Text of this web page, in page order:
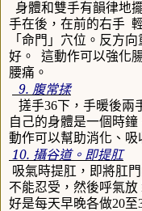
身體和雙手有韻律地
手在後，在前的右手
「命門」穴位。反方
好。
這動作可以強化
腰痛。
9. 腹常揉
搓手36下，手暖後兩
自己的身體是一個時鐘
動作可以幫助消化、吸
10. 攝谷道。即提肛
吸氣時提肛，即將肛
不能忍受，然後呼氣放
好是每天早晚各做20至